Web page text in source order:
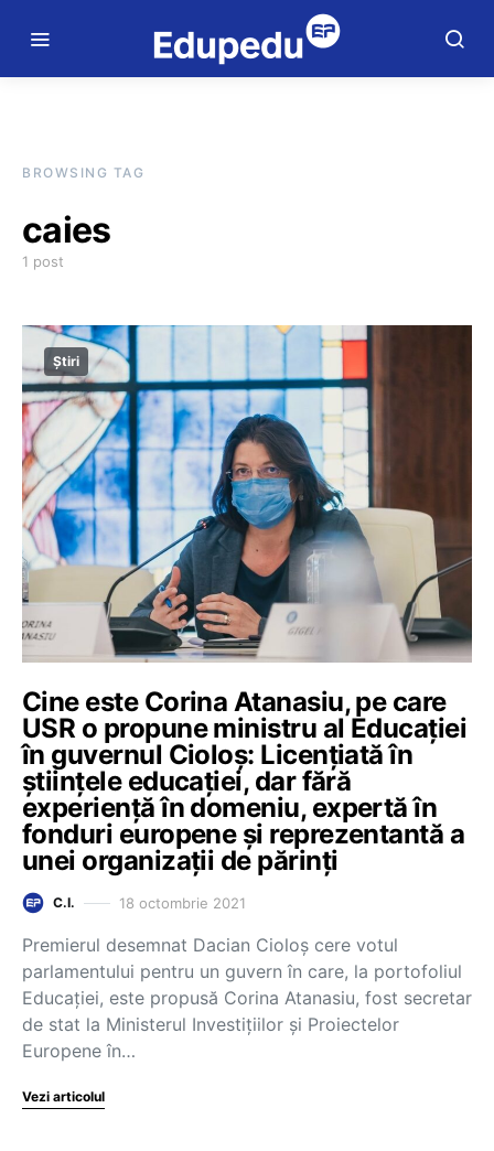
BROWSING TAG
caies
1 post
Știri
Cine este Corina Atanasiu, pe care
USR o propune ministru al Educației
în guvernul Cioloș: Licențiată în
științele educației, dar fără
experiență în domeniu, expertă în
fonduri europene și reprezentantă a
unei organizații de părinți
C.I. 18 octombrie 2021
Premierul desemnat Dacian Cioloș cere votul
parlamentului pentru un guvern în care, la portofoliul
Educației, este propusă Corina Atanasiu, fost secretar
de stat la Ministerul Investițiilor și Proiectelor
Europene în…
Vezi articolul